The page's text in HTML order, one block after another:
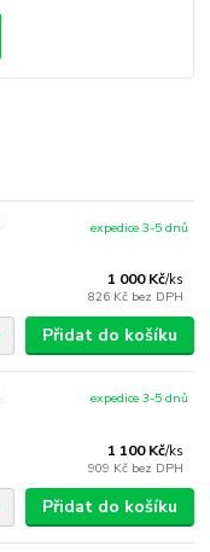
1 000 Kč/ks
826 Kč bez DPH
expedice 3-5 dnů
Přidat do košíku
1 100 Kč/ks
909 Kč bez DPH
expedice 3-5 dnů
Přidat do košíku